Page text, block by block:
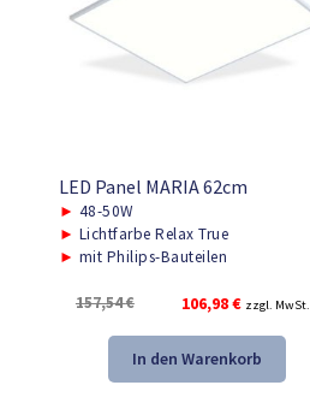
LED Panel MARIA 62cm
► 48-50W
► Lichtfarbe Relax True
► mit Philips-Bauteilen
157,54€
Ursprünglicher
war:
157,54 €
106,98€Aktueller
ist:
106,98 €.
zzgl. MwSt.
In den Warenkorb